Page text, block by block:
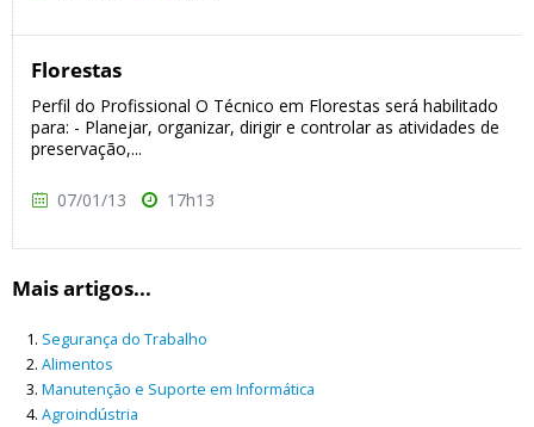
Florestas
Perfil do Profissional O Técnico em Florestas será habilitado
para: - Planejar, organizar, dirigir e controlar as atividades de
preservação,...
07/01/13 17h13
Mais artigos...
Segurança do Trabalho
Alimentos
Manutenção e Suporte em Informática
Agroindústria